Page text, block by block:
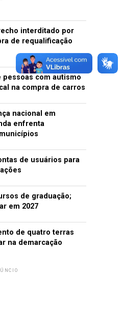
interditado por
de requalificação
pessoas com autismo
na compra de carros
nacional em
enfrenta
de usuários para
de graduação;
em 2027
de quatro terras
na demarcação